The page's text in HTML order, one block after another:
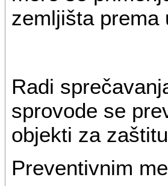
zemljišta prema
Radi
sprovode se
objekti za
Preventivnim